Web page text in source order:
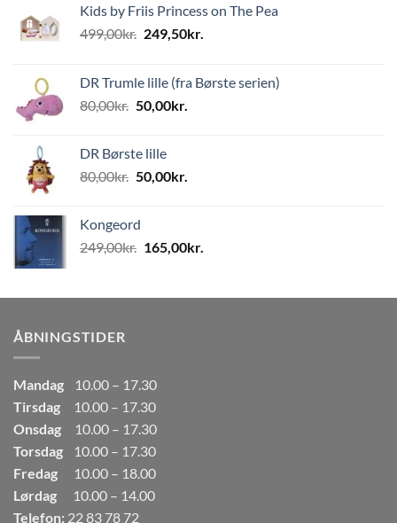
Kids by Friis Princess on The Pea
499,00kr. Den
var:
499,00kr..
249,50kr.
er:
DR Trumle lille (fra Børste serien)
80,00kr. Den
var:
80,00kr..
50,00kr.
50,00kr..
DR Børste lille
80,00kr. Den
var:
80,00kr..
50,00kr.
50,00kr..
Kongeord
249,00kr. Den
var:
165,00kr.
er:
ÅBNINGSTIDER
Mandag
10.00 – 17.30
Tirsdag
10.00 – 17.30
Onsdag
10.00 – 17.30
Torsdag
10.00 – 17.30
Fredag
10.00 – 18.00
Lørdag
10.00 – 14.00
Telefon: 22 83 78 72